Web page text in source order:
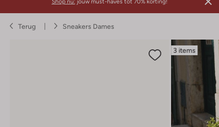
Shop nu: jouw must-haves tot 70% korting!
Terug Sneakers Dames
3 items